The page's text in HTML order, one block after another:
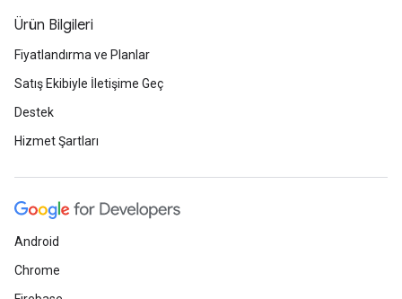
Ürün Bilgileri
Fiyatlandırma ve Planlar
Satış Ekibiyle İletişime Geç
Destek
Hizmet Şartları
Android
Chrome